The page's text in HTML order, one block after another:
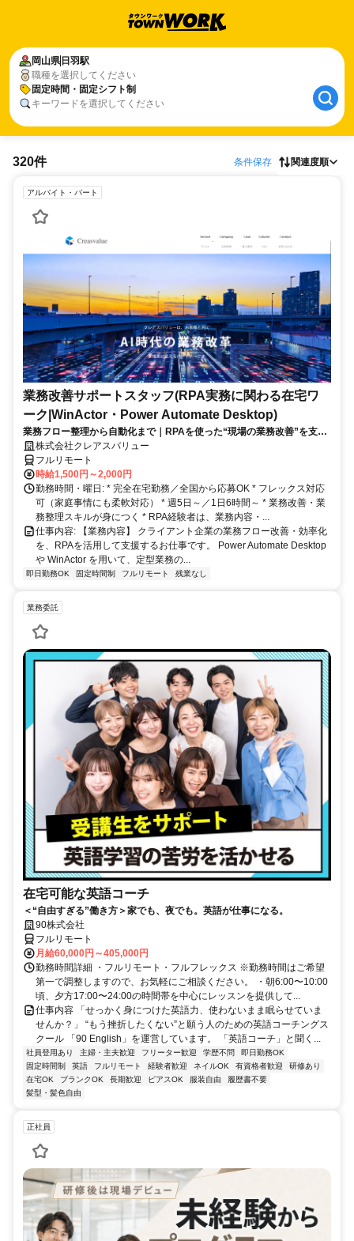
岡山県 日羽駅
職種を選択してください
固定時間・固定シフト制
キーワードを選択してください
320件 条件保存 関連度順
アルバイト・パート
業務改善サポートスタッフ(RPA実務に関わる在宅ワ
ーク|WinActor・Power Automate Desktop)
業務フロー整理から自動化まで｜RPAを使った“現場の業務改善”を支え
る在宅ワーク｜週5日・1日6時間～
株式会社クレアスバリュー
フルリモート
時給1,500円～2,000円
勤務時間・曜日: * 完全在宅勤務／全国から応募OK * フレックス対応
可（家庭事情にも柔軟対応） * 週5日～／1日6時間～ * 業務改善・業
務整理スキルが身につく * RPA経験者は、業務内容・...
仕事内容: 【業務内容】 クライアント企業の業務フロー改善・効率化
を、RPAを活用して支援するお仕事です。 Power Automate Desktop
や WinActor を用いて、定型業務の...
即日勤務OK 固定時間制 フルリモート 残業なし
業務委託
在宅可能な英語コーチ
＜“自由すぎる”働き方＞家でも、夜でも。英語が仕事になる。
90株式会社
フルリモート
月給60,000円～405,000円
勤務時間詳細 ・フルリモート・フルフレックス ※勤務時間はご希望
第一で調整しますので、お気軽にご相談ください。 ・朝6:00〜10:00
頃、夕方17:00〜24:00の時間帯を中心にレッスンを提供して...
仕事内容 「せっかく身につけた英語力、使わないまま眠らせていま
せんか？」 “もう挫折したくない”と願う人のための英語コーチングス
クール 「90 English」を運営しています。 「英語コーチ」と聞く...
社員登用あり 主婦・主夫歓迎 フリーター歓迎 学歴不問
即日勤務OK
固定時間制
英語 フルリモート 経験者歓迎 ネイルOK 有資格者歓迎
研修あり
在宅OK
ブランクOK 長期歓迎 ピアスOK 服装自由
履歴書不要
髪型・髪色自由
正社員